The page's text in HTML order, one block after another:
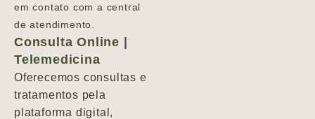
em contato com a central
de atendimento.
Consulta Online |
Telemedicina
Oferecemos consultas e
tratamentos pela
plataforma digital,